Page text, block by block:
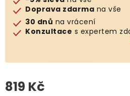
Klub výhod
Doprava zdarma na vše
30 dnů na vrácení
Konzultace s expertem
819 Kč